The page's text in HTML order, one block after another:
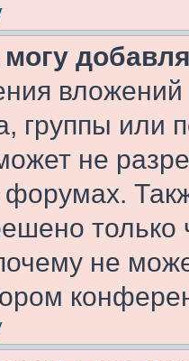
группы или
не
не